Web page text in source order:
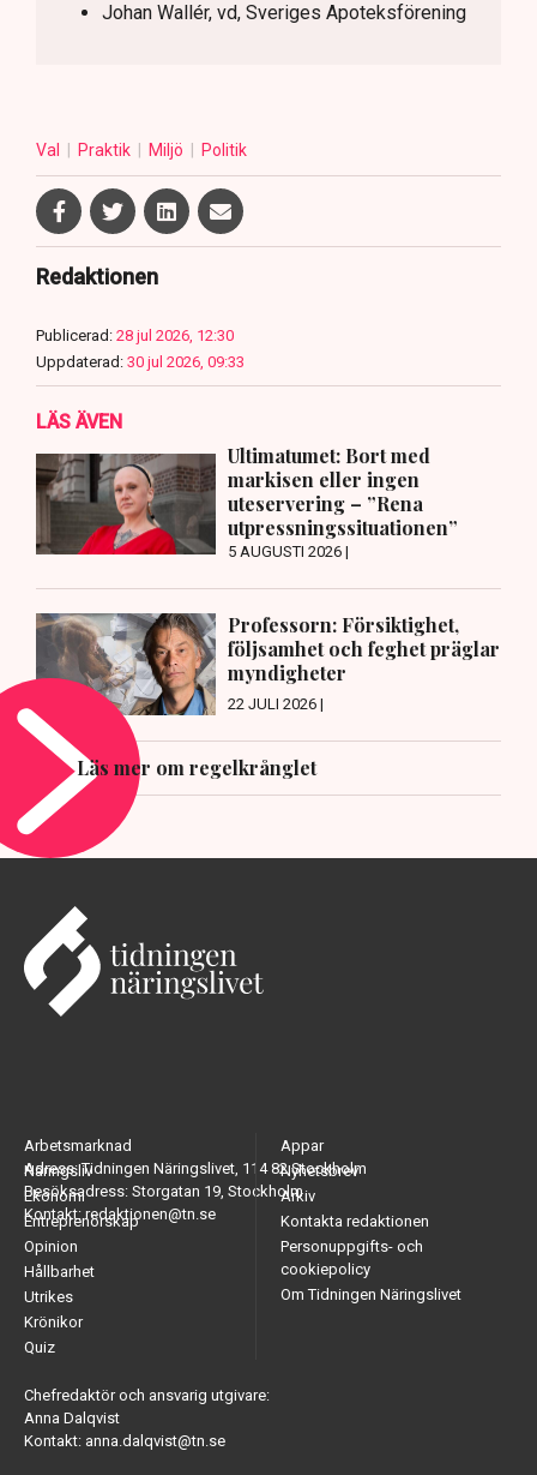
Johan Wallér, vd, Sveriges Apoteksförening
Val Praktik Miljö Politik
Redaktionen
Publicerad: 28 jul 2026, 12:30
Uppdaterad: 30 jul 2026, 09:33
LÄS ÄVEN
Ultimatumet: Bort med
markisen eller ingen
uteservering – ”Rena
utpressningssituationen”
5 AUGUSTI 2026 |
Professorn: Försiktighet,
följsamhet och feghet präglar
myndigheter
22 JULI 2026 |
Läs mer om regelkrånglet
Adress: Tidningen Näringslivet, 114 82 Stockholm
Besöksadress: Storgatan 19, Stockholm
Kontakt: redaktionen@tn.se
Arbetsmarknad
Näringsliv
Ekonomi
Entreprenörskap
Opinion
Hållbarhet
Utrikes
Krönikor
Quiz
Appar
Nyhetsbrev
Arkiv
Kontakta redaktionen
Personuppgifts- och
cookiepolicy
Om Tidningen Näringslivet
Chefredaktör och ansvarig utgivare:
Anna Dalqvist
Kontakt: anna.dalqvist@tn.se